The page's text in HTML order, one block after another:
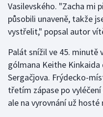
Házená
Jezdectví
Judo
Krasobruslení
Lezení
Vasilevského. "Zacha mi
působili unaveně, takže
vystřelit," popsal autor
Palát snížil ve 45. minutě
gólmana Keithe
Sergačjova. Frýdecko-
třetím zápase po
ale na vyrovnání už hosté